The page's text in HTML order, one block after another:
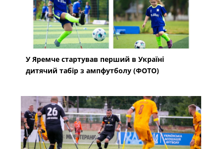
У Яремче стартував перший в Україні
дитячий табір з ампфутболу (ФОТО)